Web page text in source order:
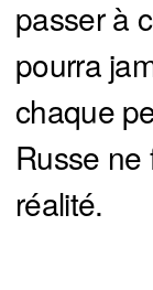
passer à
pourra
chaque
Russe ne
réalité.